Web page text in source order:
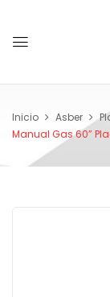
Inicio Asber
Manual Gas 60”